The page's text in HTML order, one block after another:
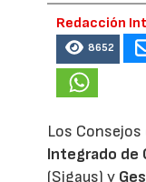
Redacción
8652
Los
Integrado de
(Sigaus) y